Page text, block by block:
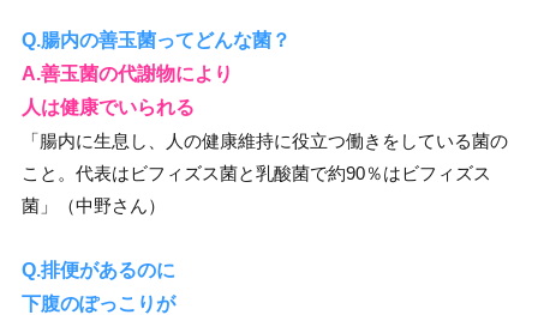
Q.腸内の善玉菌ってどんな菌？
A.善玉菌の代謝物により
人は健康でいられる
「腸内に生息し、人の健康維持に役立つ働きをしている菌の
こと。代表はビフィズス菌と乳酸菌で約90％はビフィズス
菌」（中野さん）
Q.排便があるのに
下腹のぽっこりが